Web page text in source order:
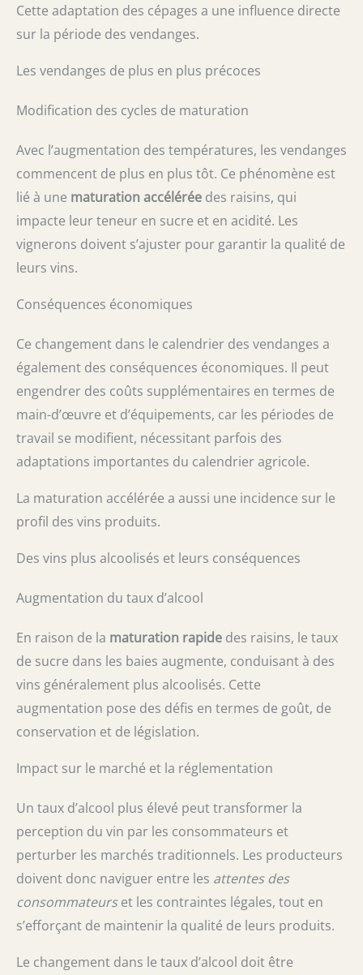
Cette adaptation des cépages a une influence directe
sur la période des vendanges.
Les vendanges de plus en plus précoces
Modification des cycles de maturation
Avec l’augmentation des températures, les vendanges
commencent de plus en plus tôt. Ce phénomène est
lié à une maturation accélérée des raisins, qui
impacte leur teneur en sucre et en acidité. Les
vignerons doivent s’ajuster pour garantir la qualité de
leurs vins.
Conséquences économiques
Ce changement dans le calendrier des vendanges a
également des conséquences économiques. Il peut
engendrer des coûts supplémentaires en termes de
main-d’œuvre et d’équipements, car les périodes de
travail se modifient, nécessitant parfois des
adaptations importantes du calendrier agricole.
La maturation accélérée a aussi une incidence sur le
profil des vins produits.
Des vins plus alcoolisés et leurs conséquences
Augmentation du taux d’alcool
En raison de la maturation rapide des raisins, le taux
de sucre dans les baies augmente, conduisant à des
vins généralement plus alcoolisés. Cette
augmentation pose des défis en termes de goût, de
conservation et de législation.
Impact sur le marché et la réglementation
Un taux d’alcool plus élevé peut transformer la
perception du vin par les consommateurs et
perturber les marchés traditionnels. Les producteurs
doivent donc naviguer entre les attentes des
consommateurset les contraintes légales, tout en
s’efforçant de maintenir la qualité de leurs produits.
Le changement dans le taux d’alcool doit être